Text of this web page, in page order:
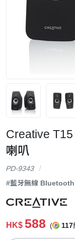
Creative
喇叭
PD-9343
#藍牙無線 Bluetooth
HK$ 588 ( 117